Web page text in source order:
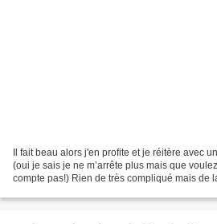
Il fait beau alors j'en profite et je réitère avec
(oui je sais je ne m’arrête plus mais que
compte pas!) Rien de très compliqué mais de